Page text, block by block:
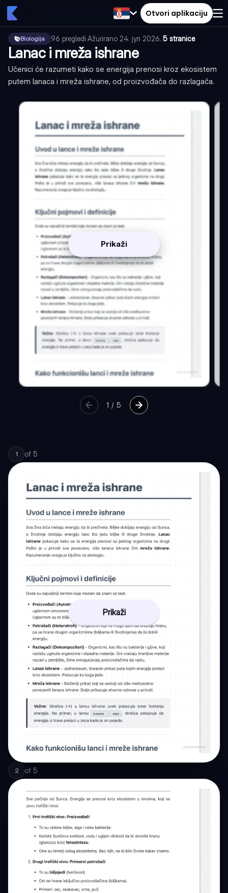
Otvori aplikaciju
Biologija 96 pregledi·Ažurirano 24. јул 2026.·5 stranice
Lanac i mreža ishrane
Učenici će razumeti kako se energija prenosi kroz ekosistem
putem lanaca i mreža ishrane, od proizvođača do razlagača.
Prikaži
1 /5
1 of 5
Prikaži
2 of 5